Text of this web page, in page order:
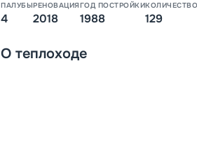
ПАЛУБЫ
4
РЕНОВАЦИЯ
2018
ГОД ПОСТРОЙКИ
1988 129
О теплоходе